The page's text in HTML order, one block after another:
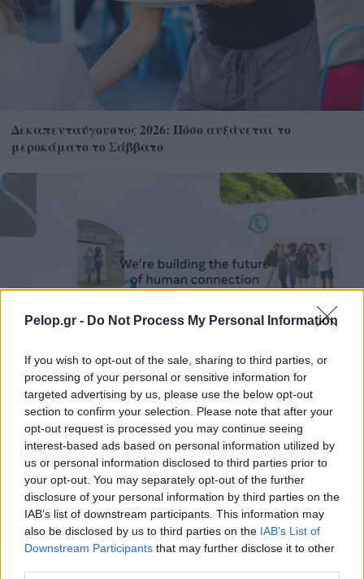
Pelop.gr - Do Not Process My Personal Information
If you wish to opt-out of the sale, sharing to third parties, or
processing of your personal or sensitive information for
targeted advertising by us, please use the below opt-out
section to confirm your selection. Please note that after your
opt-out request is processed you may continue seeing
interest-based ads based on personal information utilized by
us or personal information disclosed to third parties prior to
your opt-out. You may separately opt-out of the further
disclosure of your personal information by third parties on the
IAB’s list of downstream participants. This information may
also be disclosed by us to third parties on the IAB’s List of
Downstream Participants that may further disclose it to other
Δεκαπενταύγουστος 2026: Πόσο αυξάνεται το
μεροκάματο το Σάββατο
Η Meta παραδέχεται παραβίαση από AI μοντέλο της